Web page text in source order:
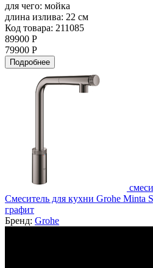
для чего: мойка
длина излива: 22 см
Код товара: 211085
89900 Р
79900 Р
Подробнее
Смеситель для кухни Grohe Minta
графит
Бренд: Grohe